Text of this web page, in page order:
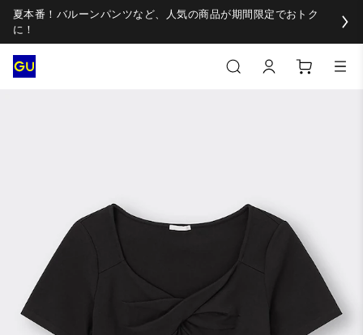
夏本番！バルーンパンツなど、人気の商品が期間限定でおトク
に！